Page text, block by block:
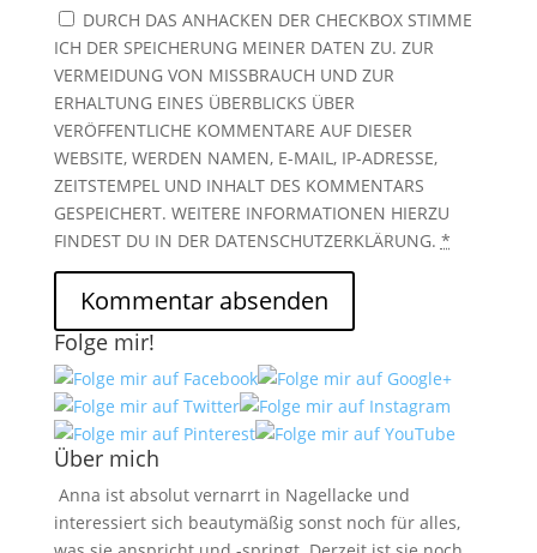
DURCH DAS ANHACKEN DER CHECKBOX STIMME
ICH DER SPEICHERUNG MEINER DATEN ZU. ZUR
VERMEIDUNG VON MISSBRAUCH UND ZUR
ERHALTUNG EINES ÜBERBLICKS ÜBER
VERÖFFENTLICHE KOMMENTARE AUF DIESER
WEBSITE, WERDEN NAMEN, E-MAIL, IP-ADRESSE,
ZEITSTEMPEL UND INHALT DES KOMMENTARS
GESPEICHERT. WEITERE INFORMATIONEN HIERZU
FINDEST DU IN DER DATENSCHUTZERKLÄRUNG. *
Folge mir!
Über mich
Anna ist absolut vernarrt in Nagellacke und
interessiert sich beautymäßig sonst noch für alles,